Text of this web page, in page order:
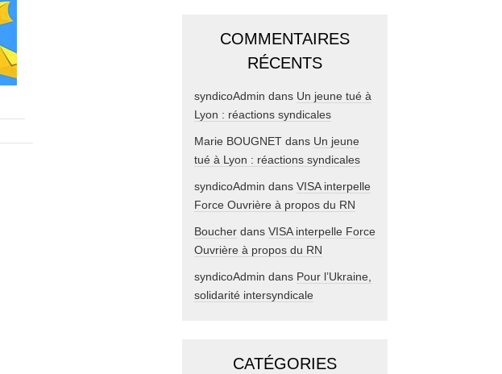
COMMENTAIRES
RÉCENTS
syndicoAdmin dans Un jeune tué à
Lyon : réactions syndicales
Marie BOUGNET dans Un jeune
tué à Lyon : réactions syndicales
syndicoAdmin dans VISA interpelle
Force Ouvrière à propos du RN
Boucher dans VISA interpelle Force
Ouvrière à propos du RN
syndicoAdmin dans Pour l’Ukraine,
solidarité intersyndicale
CATÉGORIES